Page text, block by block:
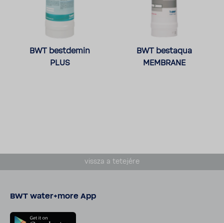
BWT best­demin
PLUS
BWT bestaqua
MEMB­RANE
vissza a tete­jére
BWT water+more App